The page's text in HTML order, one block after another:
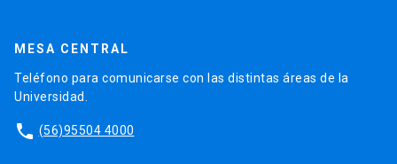
MESA CENTRAL
Teléfono para comunicarse con las distintas áreas de la
Universidad.
phone (56)95504 4000